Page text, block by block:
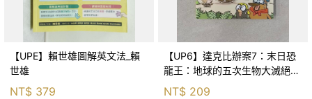
【UPE】賴世雄圖解英文法_賴
世雄
NT$ 379
【UP6】達克比辦案7：末日恐
龍王：地球的五次生物大滅絕_
胡妙芬
NT$ 209